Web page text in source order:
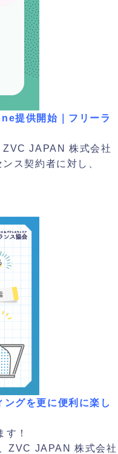
提供開始｜フリーラ
JAPAN 株式会社
ス契約者に対し、
グを更に便利に楽し
！
ZVC JAPAN 株式会社